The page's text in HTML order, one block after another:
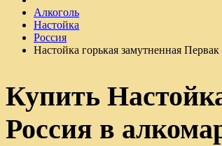
Алкоголь
Настойка
Россия
Настойка горькая замутненная
Купить
Россия в